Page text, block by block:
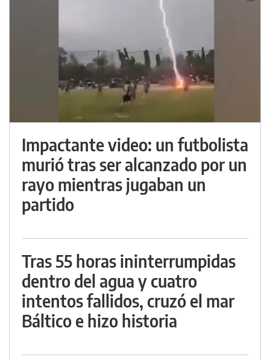
Impactante video: un futbolista
murió tras ser alcanzado por un
rayo mientras jugaban un
partido
Tras 55 horas ininterrumpidas
dentro del agua y cuatro
intentos fallidos, cruzó el mar
Báltico e hizo historia